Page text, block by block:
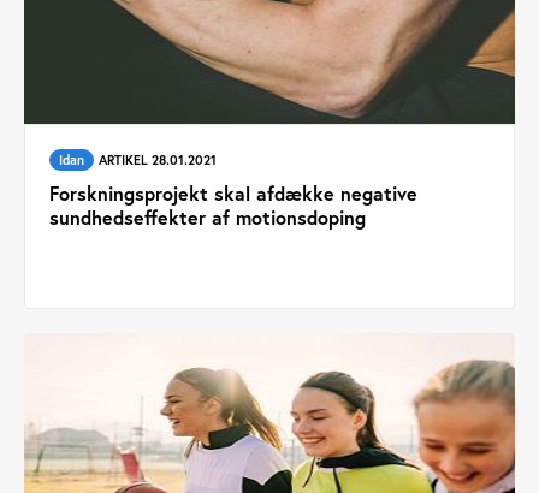
Idan ARTIKEL 28.01.2021
Forskningsprojekt skal afdække negative
sundhedseffekter af motionsdoping